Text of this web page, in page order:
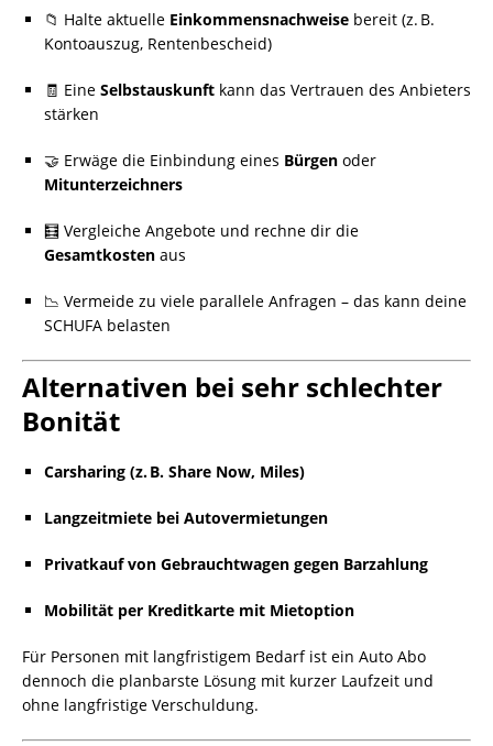
📁 Halte aktuelle Einkommensnachweise bereit (z. B.
Kontoauszug, Rentenbescheid)
🧾 Eine Selbstauskunft kann das Vertrauen des Anbieters
stärken
🤝 Erwäge die Einbindung eines Bürgen oder
Mitunterzeichners
🧮 Vergleiche Angebote und rechne dir die
Gesamtkosten aus
📉 Vermeide zu viele parallele Anfragen – das kann deine
SCHUFA belasten
Alternativen bei sehr schlechter
Bonität
Carsharing (z. B. Share Now, Miles)
Langzeitmiete bei Autovermietungen
Privatkauf von Gebrauchtwagen gegen Barzahlung
Mobilität per Kreditkarte mit Mietoption
Für Personen mit langfristigem Bedarf ist ein Auto Abo
dennoch die planbarste Lösung mit kurzer Laufzeit und
ohne langfristige Verschuldung.